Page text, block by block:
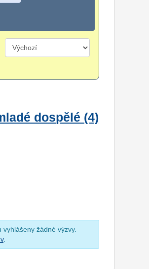
dospělé (4)
žádné výzvy.
.